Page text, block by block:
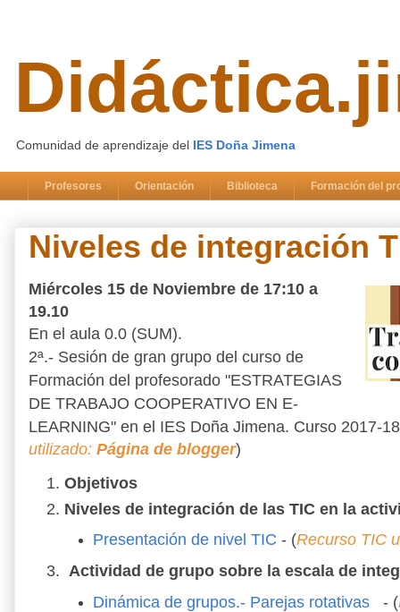
Comunidad de aprendizaje del IES Doña Jimena
Profesores Orientación Biblioteca Formación del
Niveles de integración
Miércoles 15 de Noviembre de 17:10 a
19.10
En el aula 0.0 (SUM).
2ª.- Sesión de gran grupo del curso de
Formación del profesorado "ESTRATEGIAS
DE TRABAJO COOPERATIVO EN E-
LEARNING" en el IES Doña Jimena. Curso 2017-
utilizado: Página de blogger)
Objetivos
Niveles de integración de las TIC en la
Presentación de nivel TIC - (Recurso TIC
Actividad de grupo sobre la escala de
Dinámica de grupos.- Parejas rotativas - (